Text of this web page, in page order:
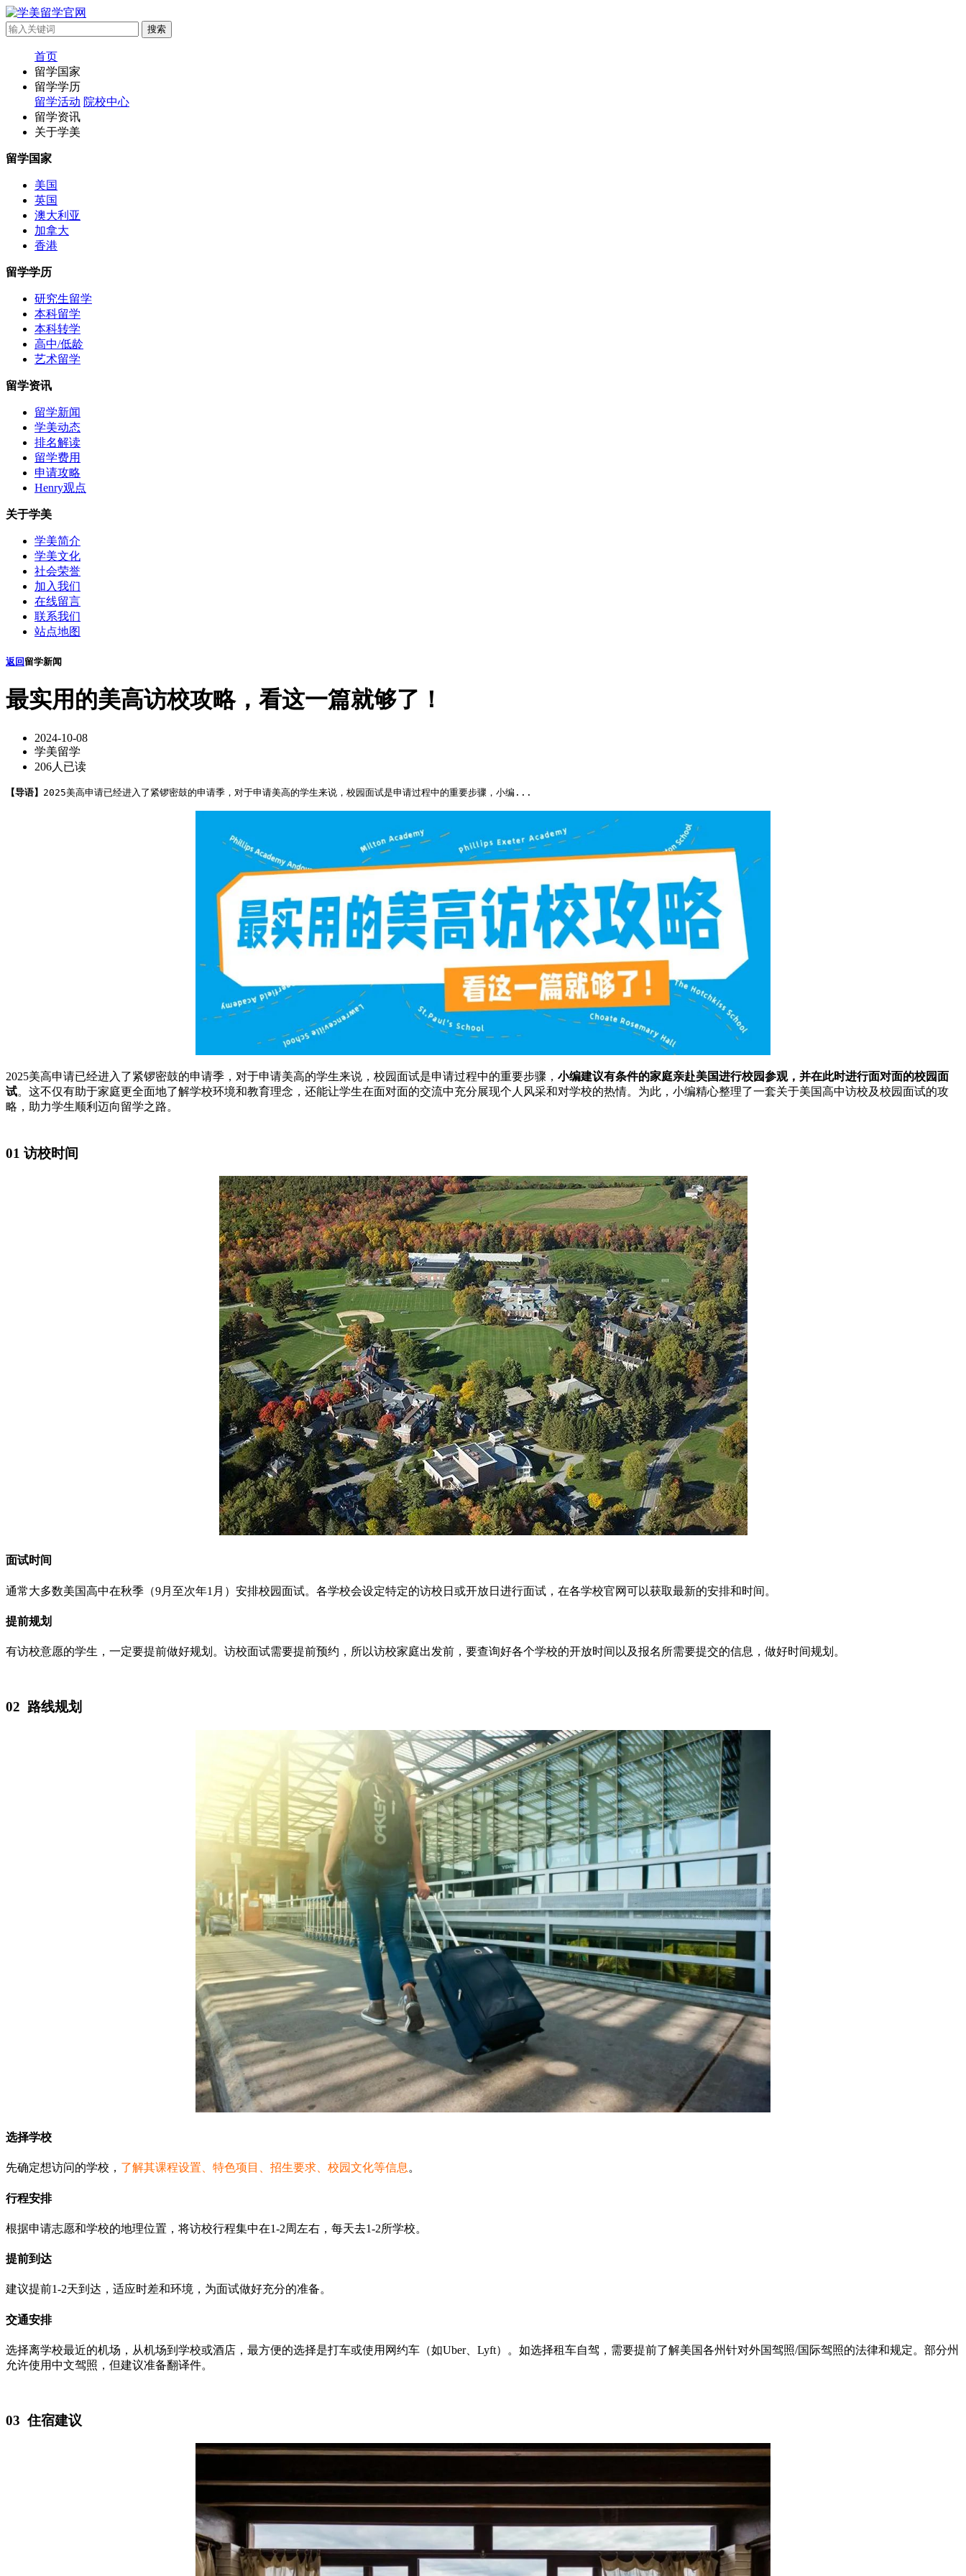
首页
留学国家
留学学历
留学活动 院校中心
留学资讯
关于学美
留学国家
美国
英国
澳大利亚
加拿大
香港
留学学历
研究生留学
本科留学
本科转学
高中/低龄
艺术留学
留学资讯
留学新闻
学美动态
排名解读
留学费用
申请攻略
Henry观点
关于学美
学美简介
学美文化
社会荣誉
加入我们
在线留言
联系我们
站点地图
返回 留学新闻
最实用的美高访校攻略，看这一篇就够了！
2024-10-08
学美留学
206人已读
【导语】 2025美高申请已经进入了紧锣密鼓的申请季，对于申请美高的学生来说，校园面试是申请过程中的重要步骤，小编...
2025美高申请已经进入了紧锣密鼓的申请季，对于申请美高的学生来说，校园面试是申请过程中的重要步骤， 小编建议有条件的家庭亲赴美国进行校园参观，并在此时进行面对面的校园面
试。这不仅有助于家庭更全面地了解学校环境和教育理念，还能让学生在面对面的交流中充分展现个人风采和对学校的热情。为此，小编精心整理了一套关于美国高中访校及校园面试的攻
略，助力学生顺利迈向留学之路。
01 访校时间
面试时间
通常大多数美国高中在秋季（9月至次年1月）安排校园面试。各学校会设定特定的访校日或开放日进行面试，在各学校官网可以获取最新的安排和时间。
提前规划
有访校意愿的学生，一定要提前做好规划。访校面试需要提前预约，所以访校家庭出发前，要查询好各个学校的开放时间以及报名所需要提交的信息，做好时间规划。
02 路线规划
选择学校
先确定想访问的学校， 了解其课程设置、特色项目、招生要求、校园文化等信息 。
行程安排
根据申请志愿和学校的地理位置，将访校行程集中在1-2周左右，每天去1-2所学校。
提前到达
建议提前1-2天到达，适应时差和环境，为面试做好充分的准备。
交通安排
选择离学校最近的机场，从机场到学校或酒店，最方便的选择是打车或使用网约车（如Uber、Lyft）。如选择租车自驾，需要提前了解美国各州针对外国驾照/国际驾照的法律和规定。部分州
允许使用中文驾照，但建议准备翻译件。
03 住宿建议